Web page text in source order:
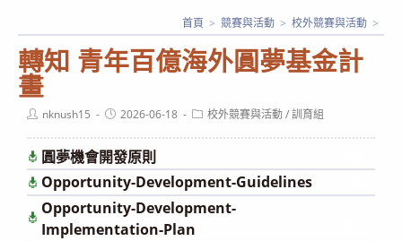
轉知 青年百億海外圓夢基金計
畫
首頁 > 競賽與活動 > 校外競賽與活動 >
Postnknush15
Post2026-06-18
Post校外競賽與活動/訓育組
圓夢機會開發原則
Opportunity-Development-Guidelines
Opportunity-Development-
Implementation-Plan